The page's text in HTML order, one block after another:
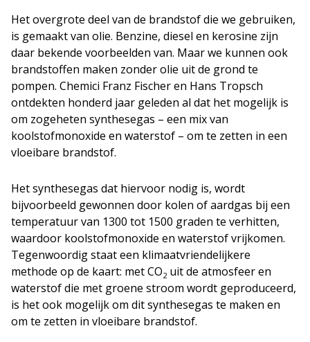
Het overgrote deel van de brandstof die we gebruiken,
is gemaakt van olie. Benzine, diesel en kerosine zijn
daar bekende voorbeelden van. Maar we kunnen ook
brandstoffen maken zonder olie uit de grond te
pompen. Chemici Franz Fischer en Hans Tropsch
ontdekten honderd jaar geleden al dat het mogelijk is
om zogeheten synthesegas – een mix van
koolstofmonoxide en waterstof – om te zetten in een
vloeibare brandstof.
Het synthesegas dat hiervoor nodig is, wordt
bijvoorbeeld gewonnen door kolen of aardgas bij een
temperatuur van 1300 tot 1500 graden te verhitten,
waardoor koolstofmonoxide en waterstof vrijkomen.
Tegenwoordig staat een klimaatvriendelijkere
methode op de kaart: met CO2 uit de atmosfeer en
waterstof die met groene stroom wordt geproduceerd,
is het ook mogelijk om dit synthesegas te maken en
om te zetten in vloeibare brandstof.